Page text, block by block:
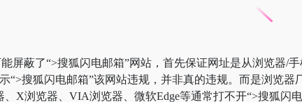
屏蔽了“>搜狐闪电邮箱”网站，首先保证网址是从浏览器/
“>搜狐闪电邮箱”该网站违规，并非真的违规。而是浏览器
X浏览器、VIA浏览器、微软Edge等通常打不开“>搜狐闪